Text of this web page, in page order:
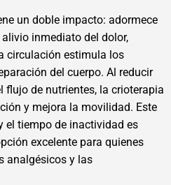
un doble impacto: adormece
inmediato del dolor,
circulación estimula los
del cuerpo. Al reducir
flujo de nutrientes, la crioterapia
y mejora la movilidad. Este
el tiempo de inactividad es
excelente para quienes
analgésicos y las